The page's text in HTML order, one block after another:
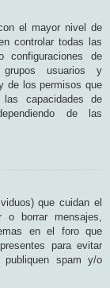
el mayor nivel de
controlar todas las
configuraciones de
usuarios y
de los permisos que
capacidades de
de las
que cuidan el
borrar mensajes,
en el foro que
para evitar
spam y/o